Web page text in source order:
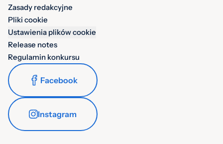
Zasady redakcyjne
Pliki cookie
Ustawienia plików cookie
Release notes
Regulamin konkursu
Facebook
Instagram